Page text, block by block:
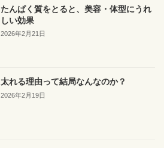
たんぱく質をとると、美容・体型にうれ
しい効果
2026年2月21日
太れる理由って結局なんなのか？
2026年2月19日